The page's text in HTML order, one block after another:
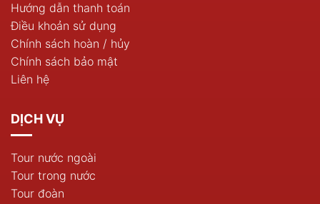
Hướng dẫn thanh toán
Điều khoản sử dụng
Chính sách hoàn / hủy
Chính sách bảo mật
Liên hệ
DỊCH VỤ
Tour nước ngoài
Tour trong nước
Tour đoàn